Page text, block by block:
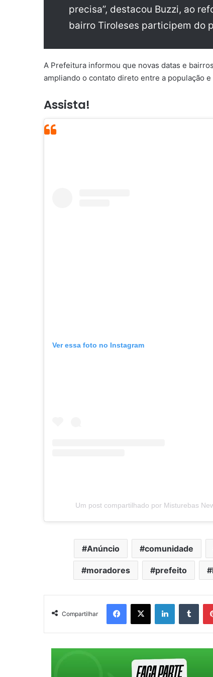
precisa”, destacou Buzzi, ao
bairro Tiroleses participem do
A Prefeitura informou que novas datas e
ampliando o contato direto entre a população
Assista!
Ver essa foto no Instagram
Um post compartilhado por Misturebas
Anúncio comunidade
moradores prefeito
Compartilhar